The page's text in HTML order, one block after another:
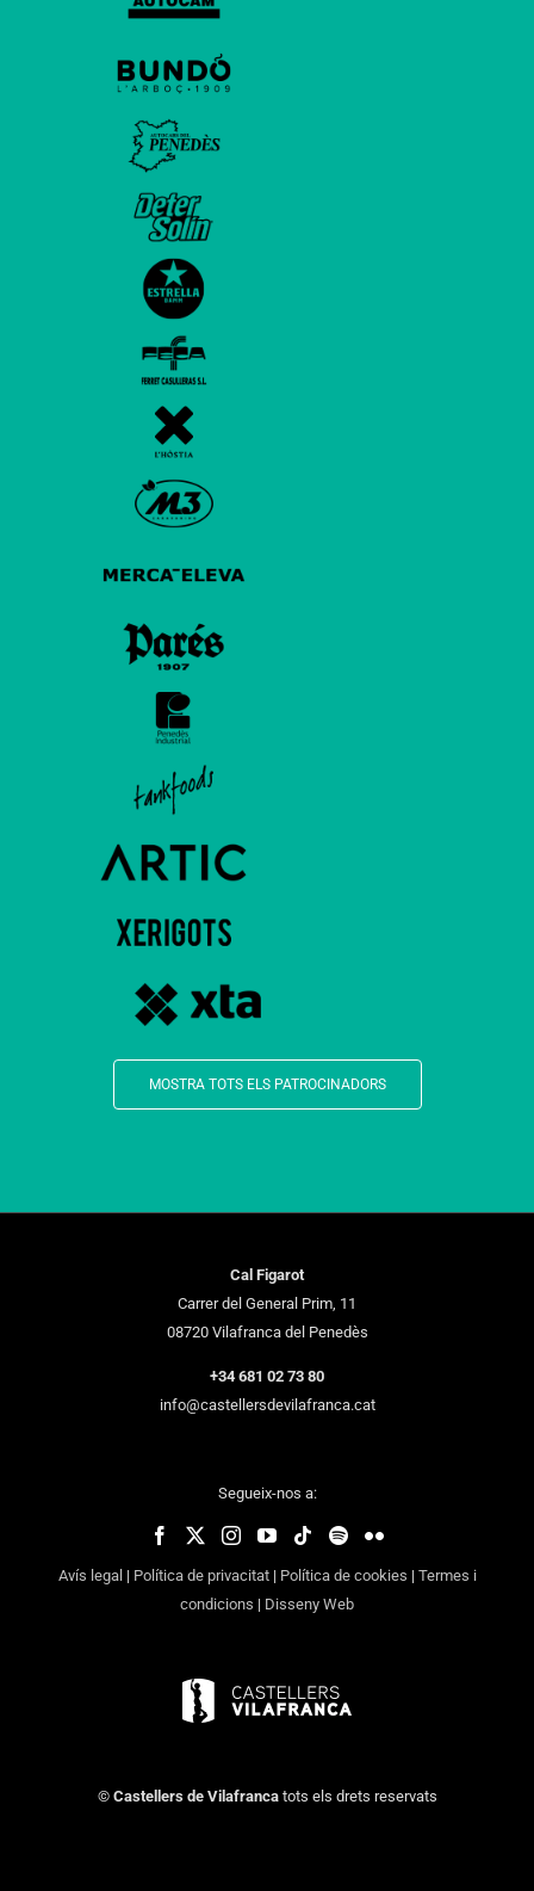
MOSTRA TOTS ELS PATROCINADORS
Cal Figarot
Carrer del General Prim, 11
08720 Vilafranca del Penedès
+34 681 02 73 80
info@castellersdevilafranca.cat
Segueix-nos a:
Avís legal | Política de privacitat| Política de cookies | Termes i
condicions | Disseny Web
© Castellers de Vilafrancatots els drets reservats